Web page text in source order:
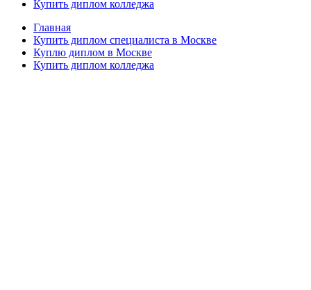
Купить диплом колледжа
Главная
Купить диплом специалиста в Москве
Куплю диплом в Москве
Купить диплом колледжа